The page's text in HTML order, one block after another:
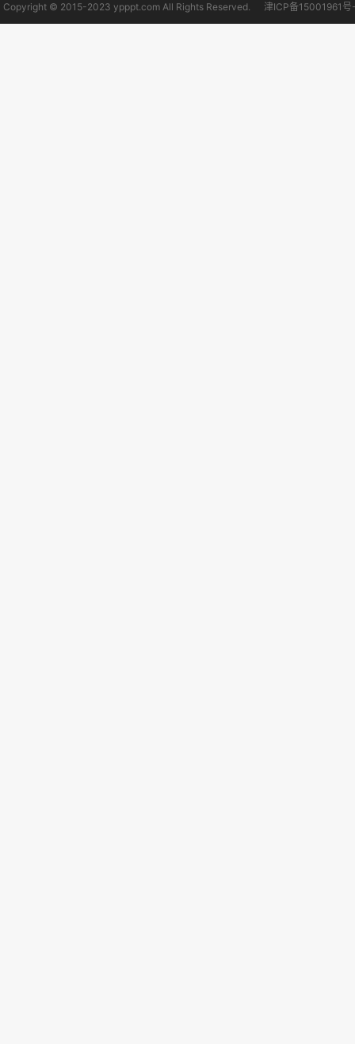
Copyright © 2015-2023 ypppt.com All Rights Reserved. 津ICP备15001961号